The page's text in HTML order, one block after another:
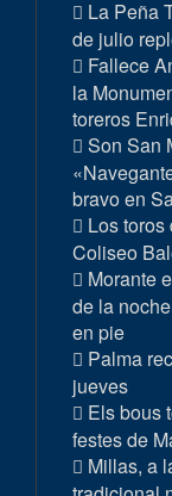
La Peña
de julio
Fallece
la
toreros
Son San
bravo en
Los
Coliseo
Morante
de la
en pie
Palma
jueves
Els bous
festes de
Millas, a